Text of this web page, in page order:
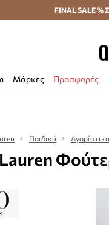
Αποστολή σε 24 ώρες
FINAL SALE %
Μάρκες Προσφορές
Παιδικά Αγορίστικα